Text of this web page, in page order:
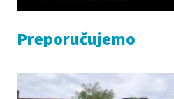
Preporučujemo